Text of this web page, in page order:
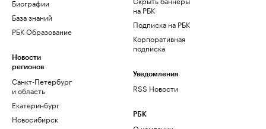
Биографии
База знаний
РБК Образование
Новости
регионов
Санкт-Петербург
и область
Екатеринбург
Новосибирск
на РБК
Подписка на РБК
Корпоративная
подписка
Уведомления
RSS Новости
РБК